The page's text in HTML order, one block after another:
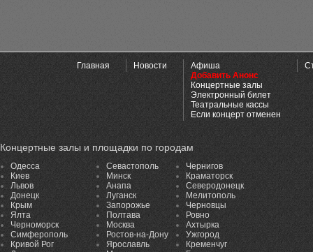
Главная Новости
Афиша
Добавить Анонс
Концертные залы
Электронный билет
Театральные кассы
Если концерт отменен
Концертные залы и площадки по городам
Одесса
Киев
Львов
Донецк
Крым
Ялта
Черноморск
Симферополь
Кривой Рог
Севастополь
Минск
Анапа
Луганск
Запорожье
Полтава
Москва
Ростов-на-Дону
Ярославль
Чернигов
Краматорск
Северодонецк
Мелитополь
Черновцы
Ровно
Ахтырка
Ужгород
Кременчуг